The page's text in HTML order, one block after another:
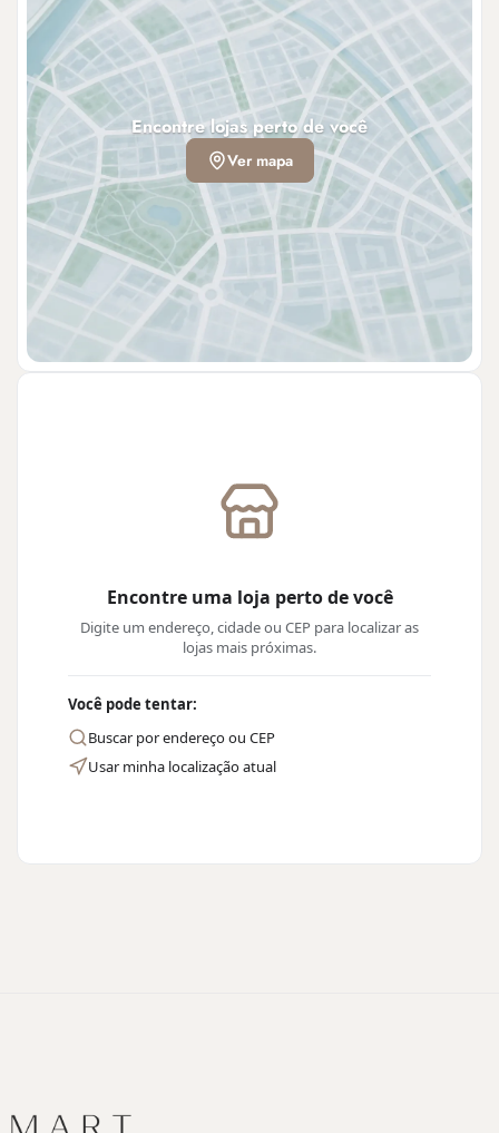
Encontre uma loja perto de você
Digite um endereço, cidade ou CEP para localizar as
lojas mais próximas.
Você pode tentar:
Buscar por endereço ou CEP
Usar minha localização atual
Encontre lojas perto de você
Ver mapa